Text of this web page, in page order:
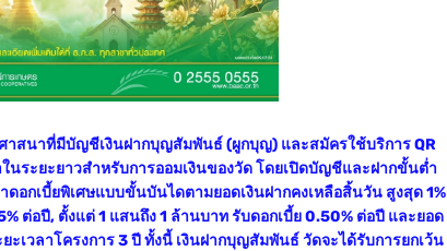
สนาที่มีบัญชีเงินฝากบุญสัมพันธ์ (ผูกบุญ) และสมัครใช้บริการ QR
ระยะยาวสำหรับการออมเงินของวัด โดยเปิดบัญชีและฝากขั้นต่ำ
กเบี้ยพิเศษแบบขั้นบันไดตามยอดเงินฝากคงเหลือสิ้นวัน สูงสุด 1%
ต่อปี, ตั้งแต่ 1 แสนถึง 1 ล้านบาท รับดอกเบี้ย 0.50% ต่อปี และยอด
ะเวลาโครงการ 3 ปี ทั้งนี้ เงินฝากบุญสัมพันธ์ วัดจะได้รับการยกเว้น